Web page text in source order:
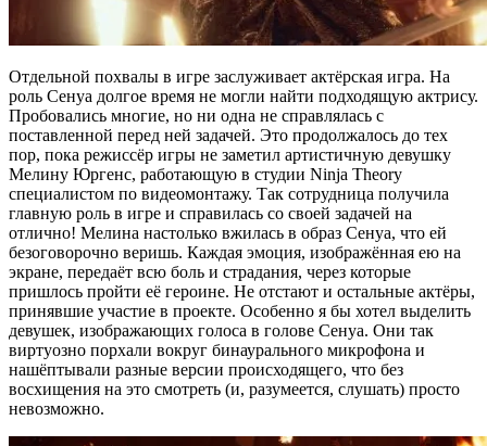
Отдельной похвалы в игре заслуживает актёрская игра. На
роль Сенуа долгое время не могли найти подходящую актрису.
Пробовались многие, но ни одна не справлялась с
поставленной перед ней задачей. Это продолжалось до тех
пор, пока режиссёр игры не заметил артистичную девушку
Мелину Юргенс, работающую в студии Ninja Theory
специалистом по видеомонтажу. Так сотрудница получила
главную роль в игре и справилась со своей задачей на
отлично! Мелина настолько вжилась в образ Сенуа, что ей
безоговорочно веришь. Каждая эмоция, изображённая ею на
экране, передаёт всю боль и страдания, через которые
пришлось пройти её героине. Не отстают и остальные актёры,
принявшие участие в проекте. Особенно я бы хотел выделить
девушек, изображающих голоса в голове Сенуа. Они так
виртуозно порхали вокруг бинаурального микрофона и
нашёптывали разные версии происходящего, что без
восхищения на это смотреть (и, разумеется, слушать) просто
невозможно.